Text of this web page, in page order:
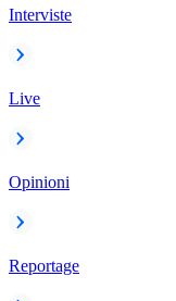
Interviste
Live
Opinioni
Reportage